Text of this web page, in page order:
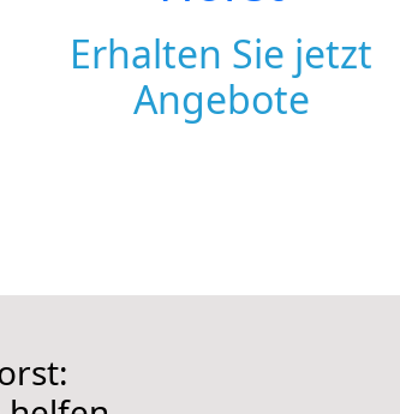
Erhalten Sie jetzt
Angebote